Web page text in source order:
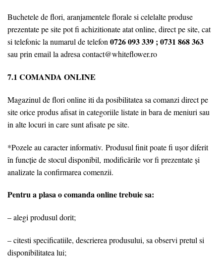
Buchetele de flori, aranjamentele florale si celelalte produse
prezentate pe site pot fi achizitionate atat online, direct pe site, cat
si telefonic la numarul de telefon 0726 093 339 ;0731 868 363
sau prin email la adresa contact@whiteflower.ro
7.1 COMANDA ONLINE
Magazinul de flori online iti da posibilitatea sa comanzi direct pe
site orice produs afisat in categoriile listate in bara de meniuri sau
in alte locuri in care sunt afisate pe site.
*Pozele au caracter informativ. Produsul finit poate fi ușor diferit
în funcție de stocul disponibil, modificările vor fi prezentate și
analizate la confirmarea comenzii.
Pentru a plasa o comanda online trebuie sa:
– alegi produsul dorit;
– citesti specificatiile, descrierea produsului, sa observi pretul si
disponibilitatea lui;